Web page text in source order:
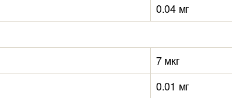
0.04 мг
7 мкг
0.01 мг